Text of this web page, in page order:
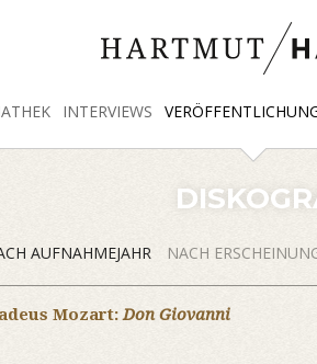
INTERVIEWS
AUFNAHMEJAHR NACH
Mozart:Don Giovanni